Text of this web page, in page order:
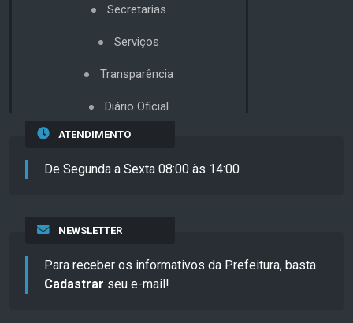
Secretarias
Serviços
Transparência
Diário Oficial
ATENDIMENTO
De Segunda a Sexta 08:00 às 14:00
NEWSLETTER
Para receber os informativos da Prefeitura, basta
Cadastrar seu e-mail!